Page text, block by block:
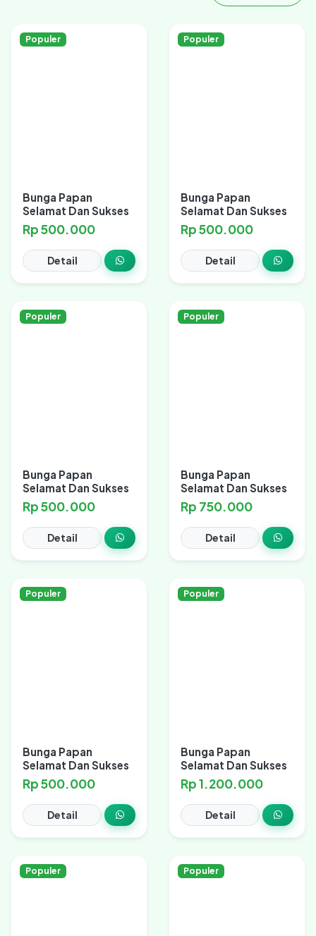
Populer
Bunga Papan
Selamat Dan Sukses
Rp 500.000
Detail
Populer
Bunga Papan
Selamat Dan Sukses
Rp 500.000
Detail
Populer
Bunga Papan
Selamat Dan Sukses
Rp 500.000
Detail
Populer
Bunga Papan
Selamat Dan Sukses
Rp 750.000
Detail
Populer
Bunga Papan
Selamat Dan Sukses
Rp 500.000
Detail
Populer
Bunga Papan
Selamat Dan Sukses
Rp 1.200.000
Detail
Populer Populer